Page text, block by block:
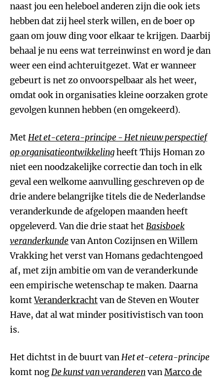
naast jou een heleboel anderen zijn die ook iets
hebben dat zij heel sterk willen, en de boer op
gaan om jouw ding voor elkaar te krijgen. Daarbij
behaal je nu eens wat terreinwinst en word je dan
weer een eind achteruitgezet. Wat er wanneer
gebeurt is net zo onvoorspelbaar als het weer,
omdat ook in organisaties kleine oorzaken grote
gevolgen kunnen hebben (en omgekeerd).
MetHet et-cetera-principe - Het nieuw perspectief
op organisatieontwikkelingheeft Thijs Homan zo
niet een noodzakelijke correctie dan toch in elk
geval een welkome aanvulling geschreven op de
drie andere belangrijke titels die de Nederlandse
veranderkunde de afgelopen maanden heeft
opgeleverd. Van die drie staat hetBasisboek
veranderkunde van Anton Cozijnsen en Willem
Vrakking het verst van Homans gedachtengoed
af, met zijn ambitie om van de veranderkunde
een empirische wetenschap te maken. Daarna
komtVeranderkrachtvan de Steven en Wouter
Have, dat al wat minder positivistisch van toon
is.
Het dichtst in de buurt vanHet et-cetera-principe
komt nogDe kunst van veranderenvanMarco de